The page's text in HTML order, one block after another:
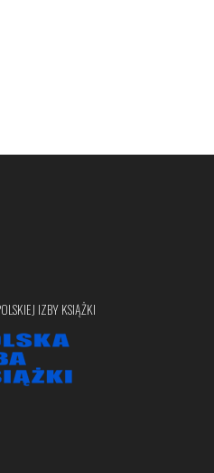
IZBY KSIĄŻKI